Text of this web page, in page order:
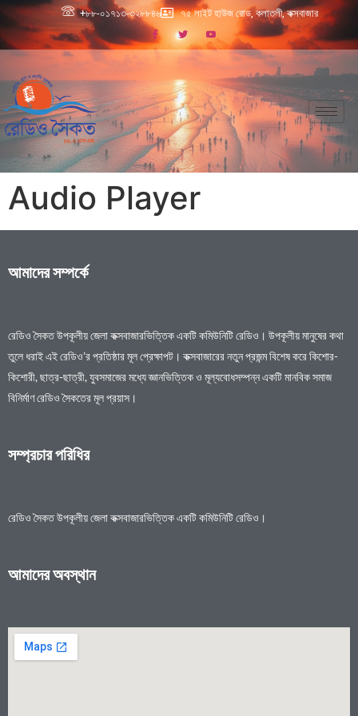
+৮৮-০১৭১৩-৩২৮৮৪৬ ৭৫ লাইট হাউজ রোড, কলাতলী, কক্সবাজার
Audio Player
আমাদের সম্পর্কে
রেডিও সৈকত উপকূলীয় জেলা কক্সবাজারভিত্তিক একটি কমিউনিটি রেডিও। উপকূলীয় মানুষের কথা
তুলে ধরাই এই রেডিও’র প্রতিষ্ঠার মূল প্রেক্ষাপট। কক্সবাজারের নতুন প্রজন্ম বিশেষ করে কিশোর-
কিশোরী, ছাত্র-ছাত্রী, যুবসমাজের মধ্যে জ্ঞানভিত্তিক ও মূল্যবোধসম্পন্ন একটি মানবিক সমাজ
বিনির্মাণ রেডিও সৈকতের মূল প্রয়াস।
সম্প্রচার পরিধির
রেডিও সৈকত উপকূলীয় জেলা কক্সবাজারভিত্তিক একটি কমিউনিটি রেডিও।
আমাদের অবস্থান